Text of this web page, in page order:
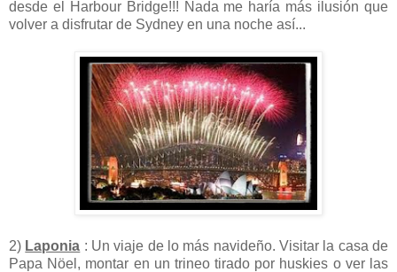
desde el Harbour Bridge!!! Nada me haría más ilusión que
volver a disfrutar de Sydney en una noche así...
2) Laponia : Un viaje de lo más navideño. Visitar la casa de
Papa Nöel, montar en un trineo tirado por huskies o ver las